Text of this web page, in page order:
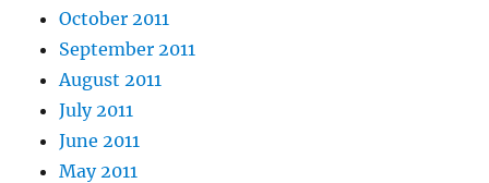
October 2011
September 2011
August 2011
July 2011
June 2011
May 2011